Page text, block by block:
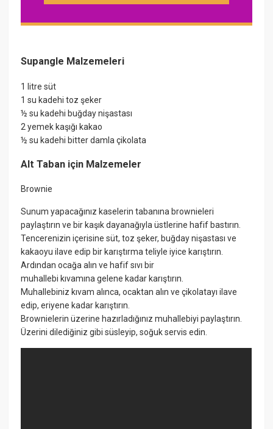
Supangle Malzemeleri
1 litre süt
1 su kadehi toz şeker
½ su kadehi buğday nişastası
2 yemek kaşığı kakao
½ su kadehi bitter damla çikolata
Alt Taban için Malzemeler
Brownie
Sunum yapacağınız kaselerin tabanına brownieleri
paylaştırın ve bir kaşık dayanağıyla üstlerine hafif bastırın.
Tencerenizin içerisine süt, toz şeker, buğday nişastası ve
kakaoyu ilave edip bir karıştırma teliyle iyice karıştırın.
Ardından ocağa alın ve hafif sıvı bir
muhallebi kıvamına gelene kadar karıştırın.
Muhallebiniz kıvam alınca, ocaktan alın ve çikolatayı ilave
edip, eriyene kadar karıştırın.
Brownielerin üzerine hazırladığınız muhallebiyi paylaştırın.
Üzerini dilediğiniz gibi süsleyip, soğuk servis edin.